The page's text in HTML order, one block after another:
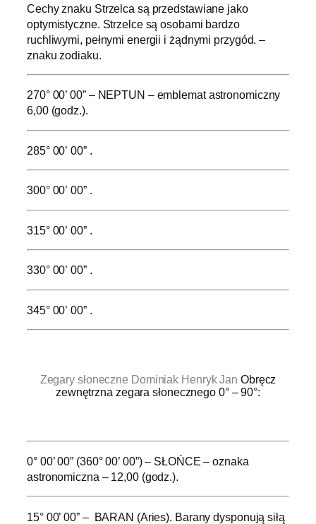
Cechy znaku Strzelca są przedstawiane jako
optymistyczne. Strzelce są osobami bardzo
ruchliwymi, pełnymi energii i żądnymi przygód. –
znaku zodiaku.
270° 00’ 00” – NEPTUN – emblemat astronomiczny
6,00 (godz.).
285° 00’ 00” .
300° 00’ 00” .
315° 00’ 00” .
330° 00’ 00” .
345° 00’ 00” .
Zegary słoneczne Dominiak Henryk Jan Obręcz
zewnętrzna zegara słonecznego 0° – 90°:
0° 00’ 00” (360° 00’ 00”) – SŁOŃCE – oznaka
astronomiczna – 12,00 (godz.).
15° 00’ 00” – BARAN (Aries). Barany dysponują siłą